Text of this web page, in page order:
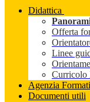
Didattica
Offerta
Linee
Curricolo
Agenzia
Documenti utili